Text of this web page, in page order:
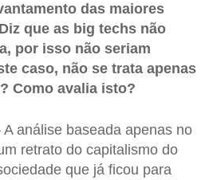
das maiores
que as big techs não
por isso não seriam
caso, não se trata apenas
Como avalia isto?
A análise baseada apenas no
retrato do capitalismo do
que já ficou para